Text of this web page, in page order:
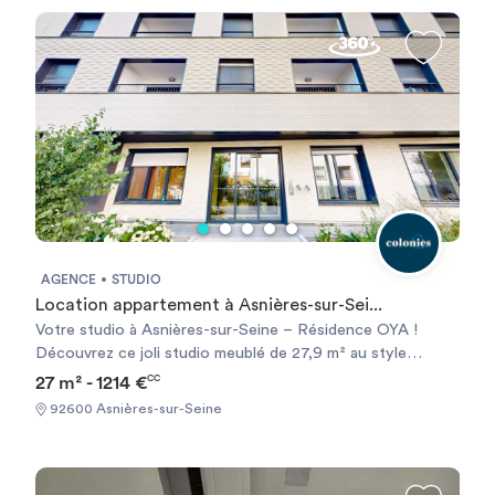
(M13) | 6 mins 🚍 Debussy - Chandon (Bus 366) | 1 min
AGENCE STUDIO
Location appartement à Asnières-sur-Sei...
Votre studio à Asnières-sur-Seine – Résidence OYA !
Découvrez ce joli studio meublé de 27,9 m² au style
contemporain. Idéalement situé au 9 rue Pierre Curie à
Asnières-sur-Seine, il bénéficie d'une résidence moderne à
deux pas de Paris, dans un quartier agréable et
deux personnes dans un espace confortable et bien
27 m² - 1214 €CC
92600 Asnières-sur-Seine